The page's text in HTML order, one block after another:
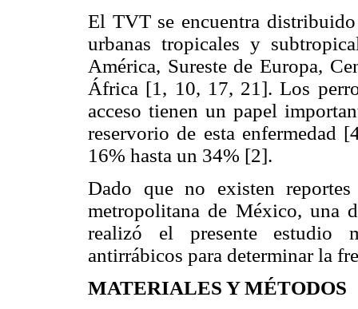
El TVT se encuentra
urbanas tropicales y
América, Sureste de Europa,
África [1, 10, 17, 21]. Los
acceso tienen un papel
reservorio de esta enfermedad
16% hasta un 34% [2].
Dado que no existen
metropolitana de México, una
realizó el presente estudio
antirrábicos para determinar la
MATERIALES Y MÉTODOS